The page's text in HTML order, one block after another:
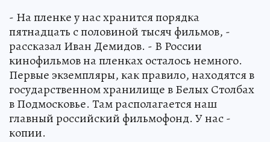
- На пленке у нас хранится порядка
пятнадцать с половиной тысяч фильмов, -
рассказал Иван Демидов. - В России
кинофильмов на пленках осталось немного.
Первые экземпляры, как правило, находятся в
государственном хранилище в Белых Столбах
в Подмосковье. Там располагается наш
главный российский фильмофонд. У нас -
копии.